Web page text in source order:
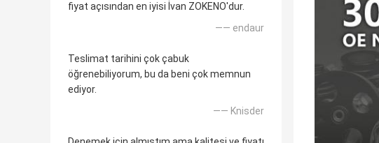
fiyat açısından en iyisi İvan ZOKENO'dur.
—— endaur
Teslimat tarihini çok çabuk
öğrenebiliyorum, bu da beni çok memnun
ediyor.
—— Knisder